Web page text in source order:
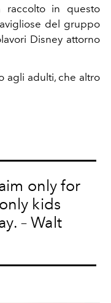
raccolto in questo
del gruppo
Disney attorno
agli adulti, che altro
only for
kids
– Walt